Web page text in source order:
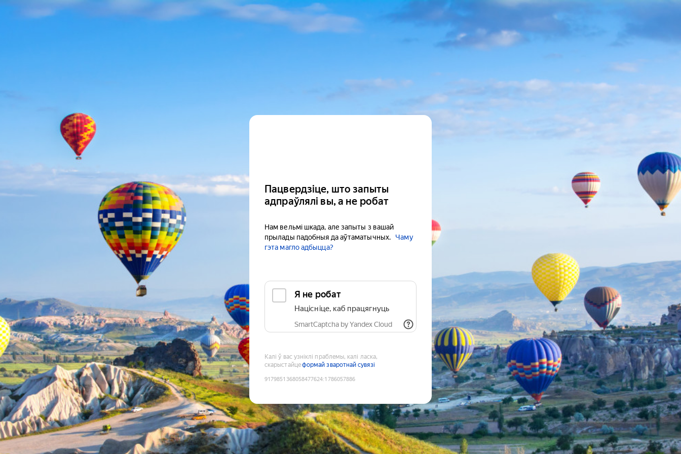
Пацвердзіце, што запыты
адпраўлялі вы, а не робат
Нам вельмі шкада, але запыты з вашай
прылады падобныя да аўтаматычных.
Чаму
гэта магло адбыцца?
Я не робат
Націсніце, каб працягнуць
SmartCaptcha by Yandex Cloud
Калі ў вас узніклі праблемы, калі ласка,
скарыстайцеформай зваротнай сувязі
9179851368058477624:1786057886